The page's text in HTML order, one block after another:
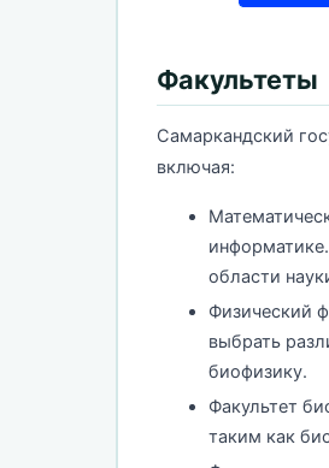
Факультеты
Самаркандский
включая:
области
Физический
выбрать
биофизику.
Факультет
таким как